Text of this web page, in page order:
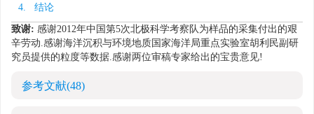
4. 结论
致谢: 感谢2012年中国第5次北极科学考察队为样品的采集付出的艰
辛劳动.感谢海洋沉积与环境地质国家海洋局重点实验室胡利民副研
究员提供的粒度等数据.感谢两位审稿专家给出的宝贵意见!
参考文献(48)